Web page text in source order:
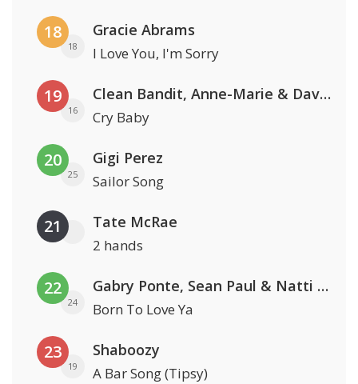
18
18
Gracie Abrams
I Love You, I'm Sorry
19
16
Clean Bandit, Anne-Marie & David Guetta
Cry Baby
20
25
Gigi Perez
Sailor Song
21 Tate McRae
2 hands
22
24
Gabry Ponte, Sean Paul & Natti Natasha
Born To Love Ya
23
19
Shaboozy
A Bar Song (Tipsy)